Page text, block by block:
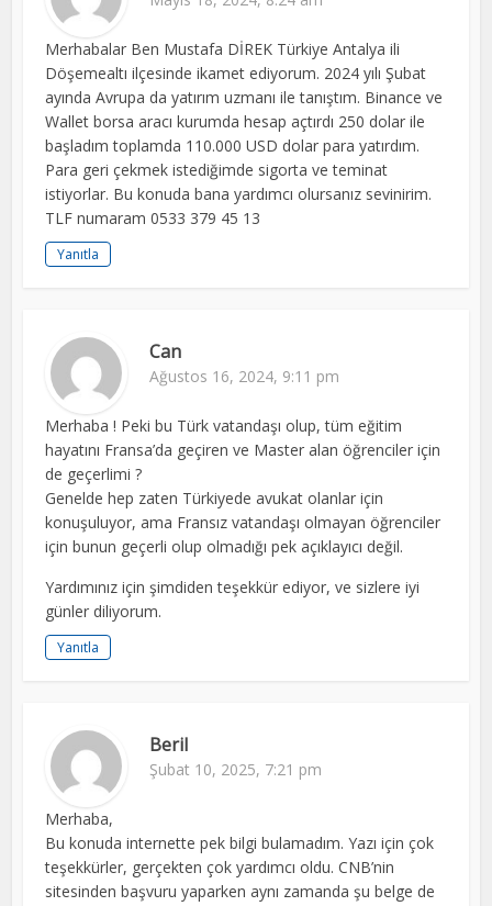
Merhabalar Ben Mustafa DİREK Türkiye Antalya ili
Döşemealtı ilçesinde ikamet ediyorum. 2024 yılı Şubat
ayında Avrupa da yatırım uzmanı ile tanıştım. Binance ve
Wallet borsa aracı kurumda hesap açtırdı 250 dolar ile
başladım toplamda 110.000 USD dolar para yatırdım.
Para geri çekmek istediğimde sigorta ve teminat
istiyorlar. Bu konuda bana yardımcı olursanız sevinirim.
TLF numaram 0533 379 45 13
Yanıtla
Can
Ağustos 16, 2024, 9:11 pm
Merhaba ! Peki bu Türk vatandaşı olup, tüm eğitim
hayatını Fransa’da geçiren ve Master alan öğrenciler için
de geçerlimi ?
Genelde hep zaten Türkiyede avukat olanlar için
konuşuluyor, ama Fransız vatandaşı olmayan öğrenciler
için bunun geçerli olup olmadığı pek açıklayıcı değil.
Yardımınız için şimdiden teşekkür ediyor, ve sizlere iyi
günler diliyorum.
Yanıtla
Beril
Şubat 10, 2025, 7:21 pm
Merhaba,
Bu konuda internette pek bilgi bulamadım. Yazı için çok
teşekkürler, gerçekten çok yardımcı oldu. CNB’nin
sitesinden başvuru yaparken aynı zamanda şu belge de